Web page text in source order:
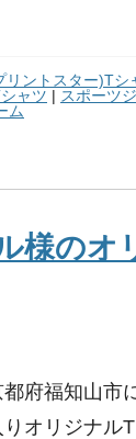
リントスター)Tシ
ャツ | スポーツ
ム
様のオ
府福知山市
オリジナル